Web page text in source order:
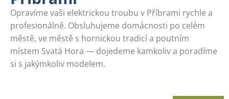
Opravíme vaši elektrickou troubu v Příbrami rychle a
profesionálně. Obsluhujeme domácnosti po celém
městě, ve městě s hornickou tradicí a poutním
místem Svatá Hora — dojedeme kamkoliv a poradíme
si s jakýmkoliv modelem.